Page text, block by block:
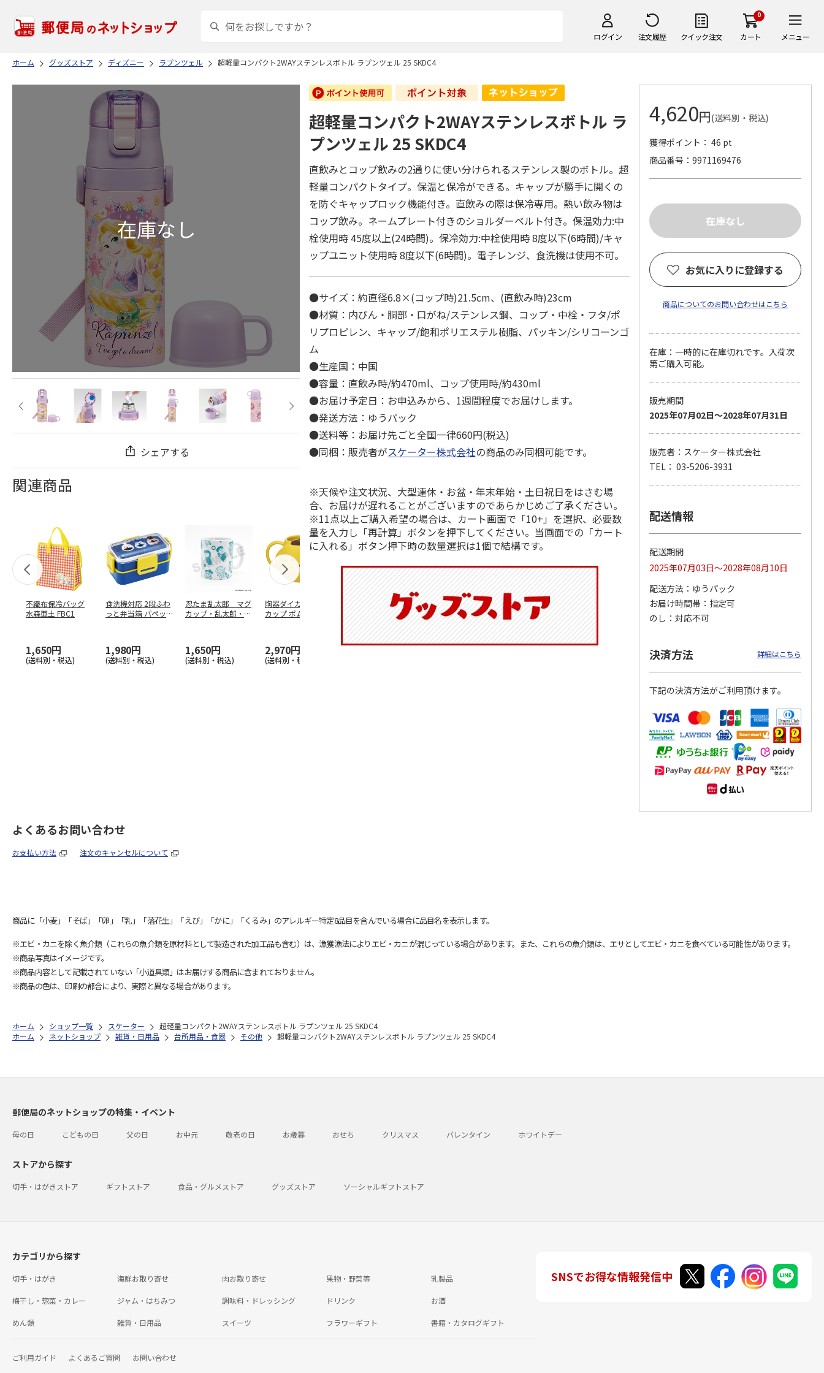
ログイン 注文履歴 クイック注文
0
カート メニュー
ホーム グッズストア ディズニー ラプンツェル 超軽量コンパクト2WAYステンレスボトル ラプンツェル 25 SKDC4
シェアする
関連商品
不織布保冷バッグ
水森亜土 FBC1
1,650円
(送料別・税込)
食洗機対応 2段ふわ
っと弁当箱 パペッ
1,980円
(送料別・税込)
忍たま乱太郎 マグ
カップ・乱太郎・き
1,650円
(送料別・税込)
陶器ダイカットマグ
カップ ポムポムプ
2,970円
(送料別・税込)
抗菌食洗機対応 ふ
わっと弁当箱 530ml
水森亜土 PF
1,760円
ふわっとフタタイト
ランチボックス角型
パペットスンスン
1,485円
マスコット入りドリ
ンクボトル ハロー
キティ PSPR5MC
3,300円
キティ KCOB2
2,200円
マスコット付箸・箸
置きセット 21cm 干
支箸 ポムポムプ
1,320円
(送料別・税込)
4,510円
(送料別・税込)
超軽量コンパクト2WAYステンレスボトル ラ
プンツェル 25 SKDC4
直飲みとコップ飲みの2通りに使い分けられるステンレス製のボトル。超
軽量コンパクトタイプ。保温と保冷ができる。キャップが勝手に開くの
を防ぐキャップロック機能付き。直飲みの際は保冷専用。熱い飲み物は
コップ飲み。ネームプレート付きのショルダーベルト付き。保温効力:中
栓使用時 45度以上(24時間)。保冷効力:中栓使用時 8度以下(6時間)/キャ
ップユニット使用時 8度以下(6時間)。電子レンジ、食洗機は使用不可。
●サイズ：約直径6.8×(コップ時)21.5cm、(直飲み時)23cm
●材質：内びん・胴部・口がね/ステンレス鋼、コップ・中栓・フタ/ポ
リプロピレン、キャップ/飽和ポリエステル樹脂、パッキン/シリコーンゴ
ム
●生産国：中国
●容量：直飲み時/約470ml、コップ使用時/約430ml
●お届け予定日：お申込みから、1週間程度でお届けします。
●発送方法：ゆうパック
●送料等：お届け先ごと全国一律660円(税込)
●同梱：販売者がスケーター株式会社の商品のみ同梱可能です。
※天候や注文状況、大型連休・お盆・年末年始・土日祝日をはさむ場
合、お届けが遅れることがございますのであらかじめご了承ください。
※11点以上ご購入希望の場合は、カート画面で「10+」を選択、必要数
量を入力し「再計算」ボタンを押下してください。当画面での「カート
に入れる」ボタン押下時の数量選択は1個で結構です。
4,620円(送料別・税込)
獲得ポイント： 46 pt
商品番号
9971169476
お気に入りに登録する
商品についてのお問い合わせはこちら
在庫：一時的に在庫切れです。入荷次
第ご購入可能。
販売期間
2025年07月02日～2028年07月31日
販売者：スケーター株式会社
TEL： 03-5206-3931
配送情報
配送期間
2025年07月03日～2028年08月10日
配送方法
ゆうパック
お届け時間帯
指定可
のし
対応不可
決済方法 詳細はこちら
下記の決済方法がご利用頂けます。
よくあるお問い合わせ
お支払い方法 注文のキャンセルについて
商品に「小麦」「そば」「卵」「乳」「落花生」「えび」「かに」「くるみ」のアレルギー特定8品目を含んでいる場合に品目名を表示します。
※エビ・カニを除く魚介類（これらの魚介類を原材料として製造された加工品も含む）は、漁獲漁法によりエビ・カニが混じっている場合があります。また、これらの魚介類は、エサとしてエビ・カニを食べている可能性があります。
※商品写真はイメージです。
※商品内容として記載されていない「小道具類」はお届けする商品に含まれておりません。
※商品の色は、印刷の都合により、実際と異なる場合があります。
ホーム ショップ一覧 スケーター
超軽量コンパクト2WAYステンレスボトル ラプンツェル 25 SKDC4
ホーム
ネットショップ 雑貨・日用品 台所用品・食器 その他 超軽量コンパクト2WAYステンレスボトル ラプンツェル 25 SKDC4
郵便局のネットショップの特集・イベント
母の日 こどもの日 父の日 お中元 敬老の日 お歳暮 おせち クリスマス バレンタイン ホワイトデー
ストアから探す
切手・はがきストア ギフトストア 食品・グルメストア グッズストア ソーシャルギフトストア
カテゴリから探す
切手・はがき 海鮮お取り寄せ 肉お取り寄せ 果物・野菜等 乳製品
梅干し・惣菜・カレー ジャム・はちみつ 調味料・ドレッシング ドリンク お酒
めん類 雑貨・日用品 スイーツ フラワーギフト 書籍・カタログギフト
ご利用ガイド よくあるご質問 お問い合わせ
SNSでお得な情報発信中